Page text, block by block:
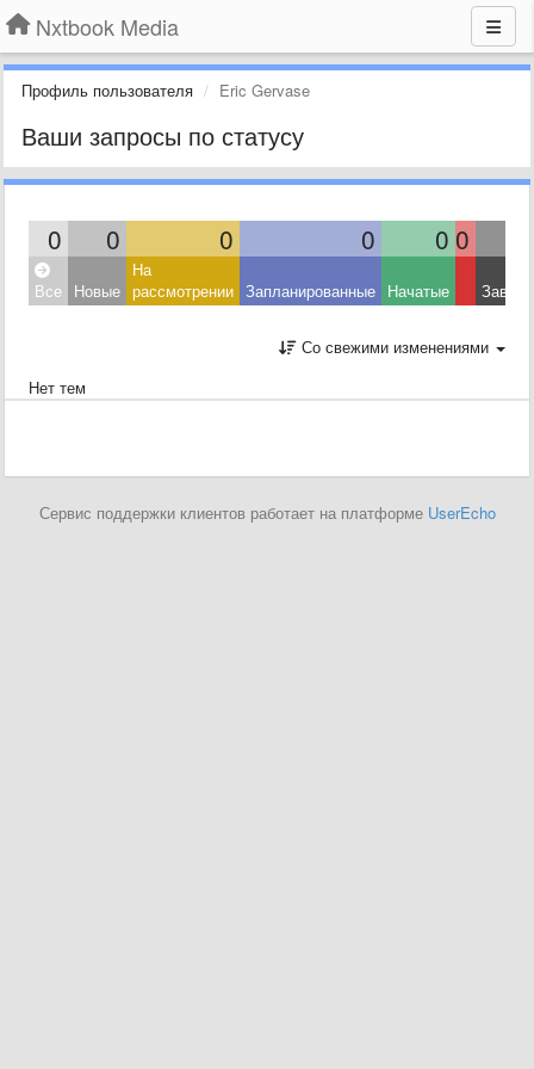
Nxtbook Media
Профиль пользователя Eric Gervase
Ваши запросы по статусу
0 0 0 0 0 0
Все Новые
На
рассмотрении Запланированные Начатые
Со свежими изменениями
Нет тем
Сервис поддержки клиентов работает на платформе UserEcho